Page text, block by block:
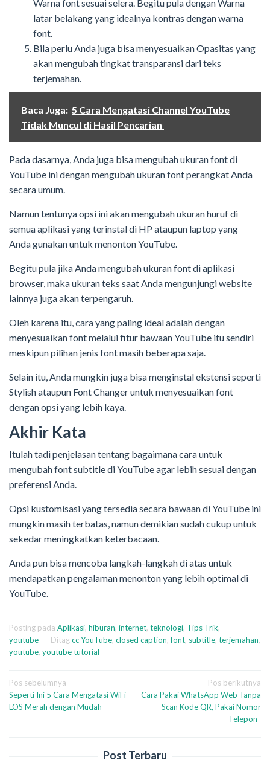
Warna font sesuai selera. Begitu pula dengan Warna
latar belakang yang idealnya kontras dengan warna
font.
Bila perlu Anda juga bisa menyesuaikan Opasitas yang
akan mengubah tingkat transparansi dari teks
terjemahan.
Baca Juga: 5 Cara Mengatasi Channel YouTube
Tidak Muncul di Hasil Pencarian
Pada dasarnya, Anda juga bisa mengubah ukuran font di
YouTube ini dengan mengubah ukuran font perangkat Anda
secara umum.
Namun tentunya opsi ini akan mengubah ukuran huruf di
semua aplikasi yang terinstal di HP ataupun laptop yang
Anda gunakan untuk menonton YouTube.
Begitu pula jika Anda mengubah ukuran font di aplikasi
browser, maka ukuran teks saat Anda mengunjungi website
lainnya juga akan terpengaruh.
Oleh karena itu, cara yang paling ideal adalah dengan
menyesuaikan font melalui fitur bawaan YouTube itu sendiri
meskipun pilihan jenis font masih beberapa saja.
Selain itu, Anda mungkin juga bisa menginstal ekstensi seperti
Stylish ataupun Font Changer untuk menyesuaikan font
dengan opsi yang lebih kaya.
Akhir Kata
Itulah tadi penjelasan tentang bagaimana cara untuk
mengubah font subtitle di YouTube agar lebih sesuai dengan
preferensi Anda.
Opsi kustomisasi yang tersedia secara bawaan di YouTube ini
mungkin masih terbatas, namun demikian sudah cukup untuk
sekedar meningkatkan keterbacaan.
Anda pun bisa mencoba langkah-langkah di atas untuk
mendapatkan pengalaman menonton yang lebih optimal di
YouTube.
Posting pada Aplikasi, hiburan, internet, teknologi, Tips Trik,
youtube
Ditagcc YouTube, closed caption,font, subtitle, terjemahan,
youtube, youtube tutorial
Navigasi
pos
Pos sebelumnya
Seperti Ini 5 Cara Mengatasi WiFi
LOS Merah dengan Mudah
Pos berikutnya
Cara Pakai WhatsApp Web Tanpa
Scan Kode QR, Pakai Nomor
Telepon
Post Terbaru